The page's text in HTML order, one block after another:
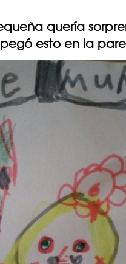
quería
esto en la